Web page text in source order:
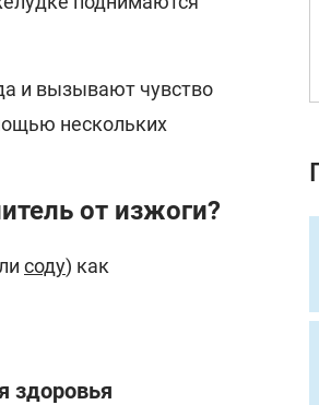
и вызывают чувство
нескольких
от изжоги?
соду) как
здоровья